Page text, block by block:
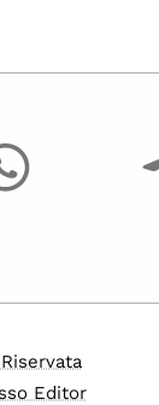
Editor